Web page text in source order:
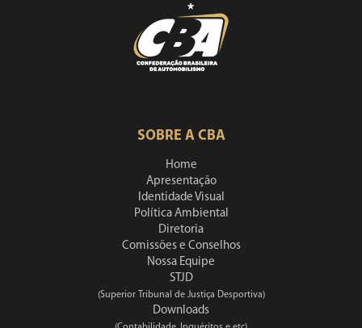
SOBRE A CBA
Home
Apresentação
Identidade Visual
Política Ambiental
Diretoria
Comissões e Conselhos
Nossa Equipe
STJD
(Superior Tribunal de Justiça Desportiva)
Downloads